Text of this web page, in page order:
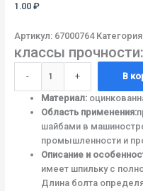
1.00 ₽
Артикул: 67000764
классы прочности:
- + В
Материал:
Область применения:
шайбами в
промышленности и
Описание и
имеет шпильку с
Длина болта